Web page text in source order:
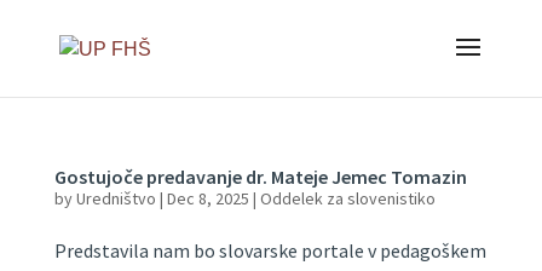
Gostujoče predavanje dr. Mateje Jemec Tomazin
byUredništvo | Dec 8, 2025 | Oddelek za slovenistiko
Predstavila nam bo slovarske portale v pedagoškem